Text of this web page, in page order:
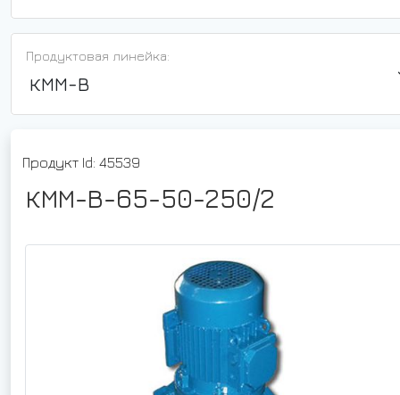
Продуктовая линейка:
КММ-В
Продукт Id: 45539
КММ-В-65-50-250/2